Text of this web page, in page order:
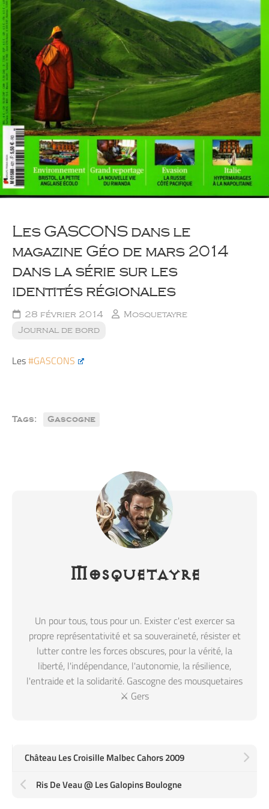
Les ‪‎GASCONS‬ dans le
magazine Géo de mars 2014
dans la série sur les
identités régionales
28 février 2014
Mosquetayre
Journal de bord
Les‪#‎GASCONS‬
Tags: Gascogne
Mosquetayre
Un pour tous, tous pour un. Exister c'est exercer sa
propre représentativité et sa souveraineté, résister et
lutter contre les forces obscures, pour la vérité, la
liberté, l'indépendance, l'autonomie, la résilience,
l'entraide et la solidarité. Gascogne des mousquetaires
⚔️ Gers
Château Les Croisille Malbec Cahors 2009
Ris De Veau @ Les Galopins Boulogne